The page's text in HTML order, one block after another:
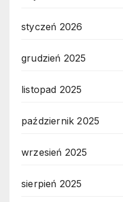
styczeń 2026
grudzień 2025
listopad 2025
październik 2025
wrzesień 2025
sierpień 2025